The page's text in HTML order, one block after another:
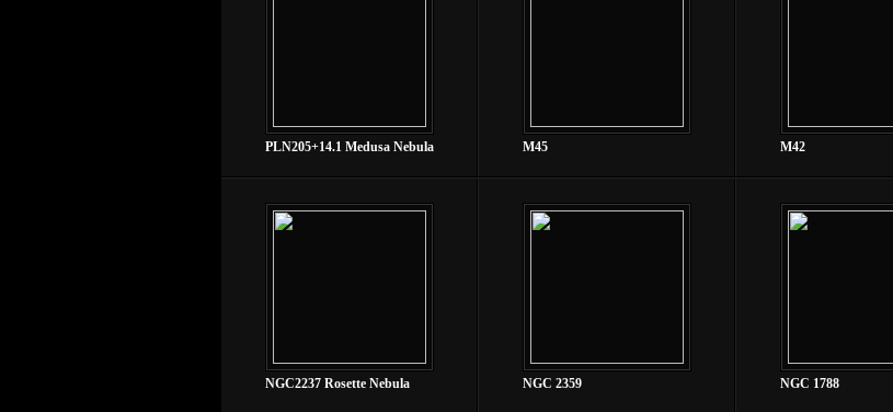
PLN205+14.1 Medusa Nebula M45 M42
NGC2237 Rosette Nebula NGC 2359 NGC 1788